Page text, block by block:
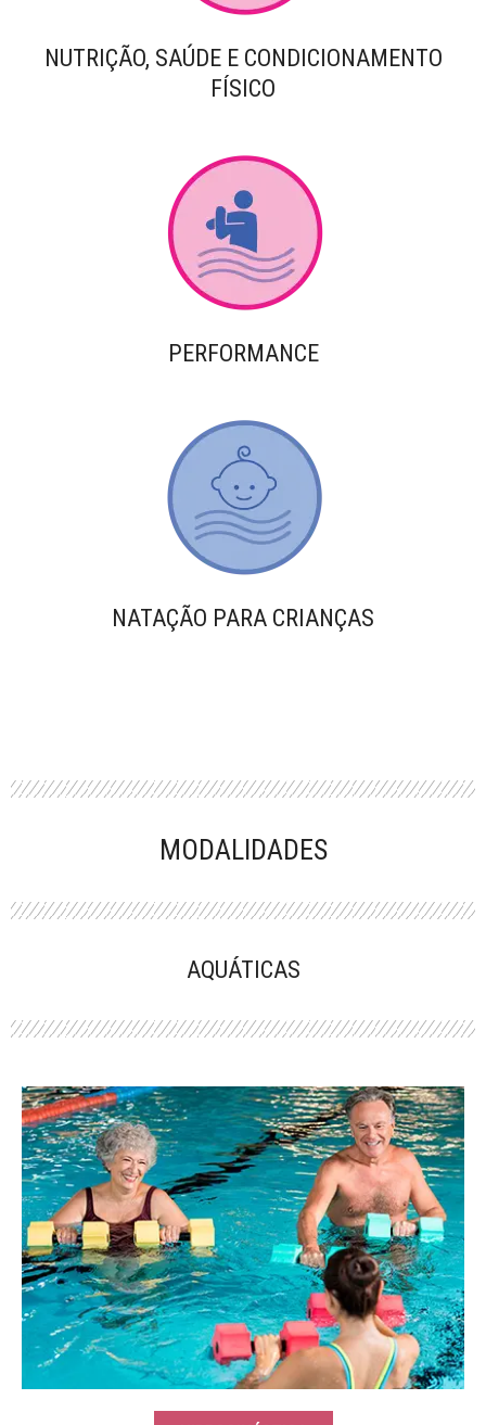
NUTRIÇÃO, SAÚDE E CONDICIONAMENTO
FÍSICO
PERFORMANCE
NATAÇÃO PARA CRIANÇAS
MODALIDADES
AQUÁTICAS